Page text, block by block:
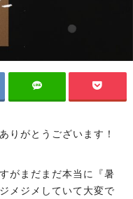
りがとうございます！
がまだまだ本当に『暑
メジメしていて大変で